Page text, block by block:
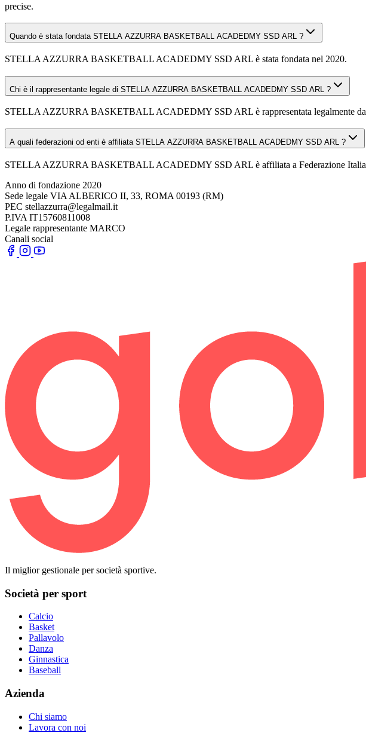
precise.
Quando è stata fondata STELLA AZZURRA BASKETBALL ACADEDMY SSD ARL ?
STELLA AZZURRA BASKETBALL ACADEDMY SSD ARL è stata fondata nel 2020.
Chi è il rappresentante legale di STELLA AZZURRA BASKETBALL ACADEDMY SSD ARL ?
STELLA AZZURRA BASKETBALL ACADEDMY SSD ARL è rappresentata legalmente
A quali federazioni od enti è affiliata STELLA AZZURRA BASKETBALL ACADEDMY SSD ARL ?
STELLA AZZURRA BASKETBALL ACADEDMY SSD ARL è affiliata a Federazione
Anno di fondazione 2020
Sede legale VIA ALBERICO II, 33, ROMA 00193 (RM)
PEC stellazzurra@legalmail.it
P.IVA IT15760811008
Legale rappresentante MARCO
Canali social
Il miglior gestionale per società sportive.
Società per sport
Calcio
Basket
Pallavolo
Danza
Ginnastica
Baseball
Azienda
Chi siamo
Lavora con noi